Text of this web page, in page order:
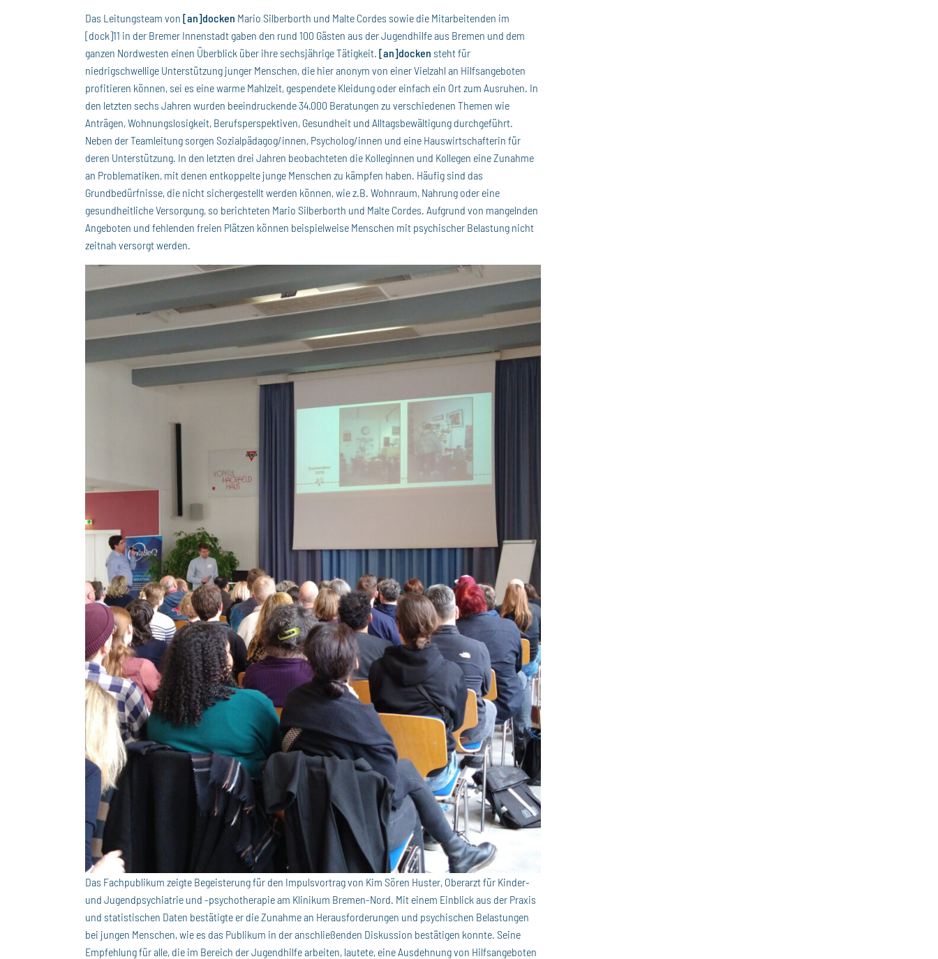
Das Leitungsteam von [an]docken Mario Silberborth und Malte Cordes sowie die Mitarbeitenden im
[dock]11 in der Bremer Innenstadt gaben den rund 100 Gästen aus der Jugendhilfe aus Bremen und dem
ganzen Nordwesten einen Überblick über ihre sechsjährige Tätigkeit. [an]docken steht für
niedrigschwellige Unterstützung junger Menschen, die hier anonym von einer Vielzahl an Hilfsangeboten
profitieren können, sei es eine warme Mahlzeit, gespendete Kleidung oder einfach ein Ort zum Ausruhen. In
den letzten sechs Jahren wurden beeindruckende 34.000 Beratungen zu verschiedenen Themen wie
Anträgen, Wohnungslosigkeit, Berufsperspektiven, Gesundheit und Alltagsbewältigung durchgeführt.
Neben der Teamleitung sorgen Sozialpädagog/innen, Psycholog/innen und eine Hauswirtschafterin für
deren Unterstützung. In den letzten drei Jahren beobachteten die Kolleginnen und Kollegen eine Zunahme
an Problematiken, mit denen entkoppelte junge Menschen zu kämpfen haben. Häufig sind das
Grundbedürfnisse, die nicht sichergestellt werden können, wie z.B. Wohnraum, Nahrung oder eine
gesundheitliche Versorgung, so berichteten Mario Silberborth und Malte Cordes. Aufgrund von mangelnden
Angeboten und fehlenden freien Plätzen können beispielweise Menschen mit psychischer Belastung nicht
zeitnah versorgt werden.
Das Fachpublikum zeigte Begeisterung für den Impulsvortrag von Kim Sören Huster, Oberarzt für Kinder-
und Jugendpsychiatrie und -psychotherapie am Klinikum Bremen-Nord. Mit einem Einblick aus der Praxis
und statistischen Daten bestätigte er die Zunahme an Herausforderungen und psychischen Belastungen
bei jungen Menschen, wie es das Publikum in der anschließenden Diskussion bestätigen konnte. Seine
Empfehlung für alle, die im Bereich der Jugendhilfe arbeiten, lautete, eine Ausdehnung von Hilfsangeboten